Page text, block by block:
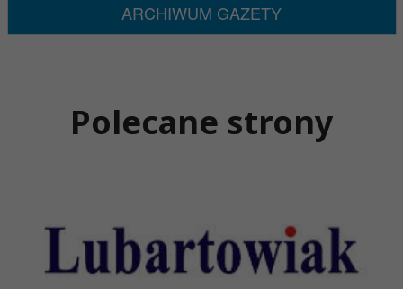
ARCHIWUM GAZETY
Polecane strony